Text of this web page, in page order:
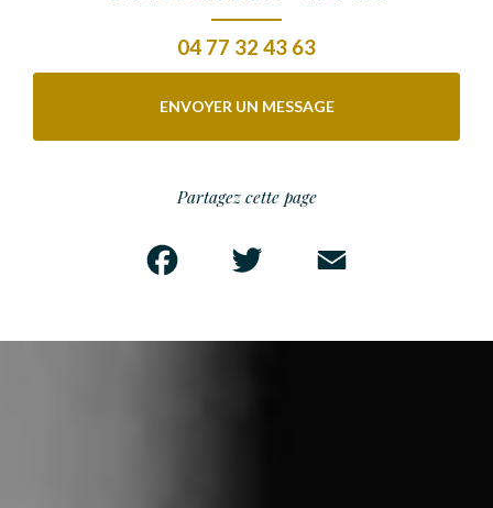
04 77 32 43 63
ENVOYER UN MESSAGE
Partagez cette page